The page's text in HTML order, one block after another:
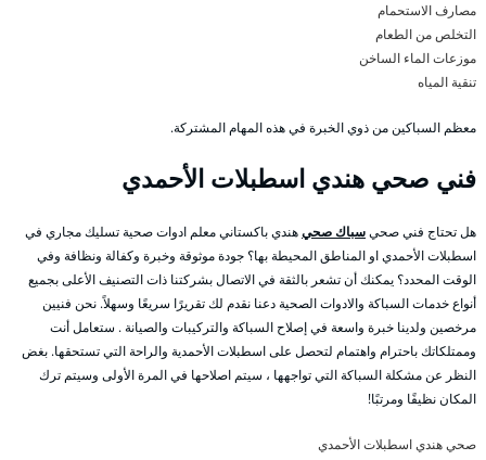
مصارف الاستحمام
التخلص من الطعام
موزعات الماء الساخن
تنقية المياه
معظم السباكين من ذوي الخبرة في هذه المهام المشتركة.
فني صحي هندي اسطبلات الأحمدي
هل تحتاج فني صحيسباك صحيهندي باكستاني معلم ادوات صحية تسليك مجاري في
اسطبلات الأحمدي او المناطق المحيطة بها؟ جودة موثوقة وخبرة وكفالة ونظافة وفي
الوقت المحدد؟ يمكنك أن تشعر بالثقة في الاتصال بشركتنا ذات التصنيف الأعلى بجميع
أنواع خدمات السباكة والادوات الصحية دعنا نقدم لك تقريرًا سريعًا وسهلاً. نحن فنيين
مرخصين ولدينا خبرة واسعة في إصلاح السباكة والتركيبات والصيانة . ستعامل أنت
وممتلكاتك باحترام واهتمام لتحصل على اسطبلات الأحمدية والراحة التي تستحقها. بغض
النظر عن مشكلة السباكة التي تواجهها ، سيتم اصلاحها في المرة الأولى وسيتم ترك
المكان نظيفًا ومرتبًا!
صحي هندي اسطبلات الأحمدي